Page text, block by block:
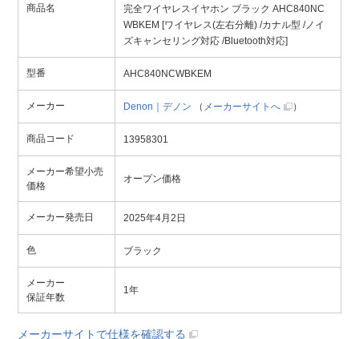
商品名
完全ワイヤレスイヤホン ブラック AHC840NC
WBKEM [ワイヤレス(左右分離) /カナル型 /ノイ
ズキャンセリング対応 /Bluetooth対応]
型番 AHC840NCWBKEM
メーカー Denon｜デノン （ メーカーサイトへ ）
商品コード 13958301
メーカー希望小売
価格
オープン価格
メーカー発売日 2025年4月2日
色 ブラック
メーカー
保証年数
1年
メーカーサイトで仕様を確認する